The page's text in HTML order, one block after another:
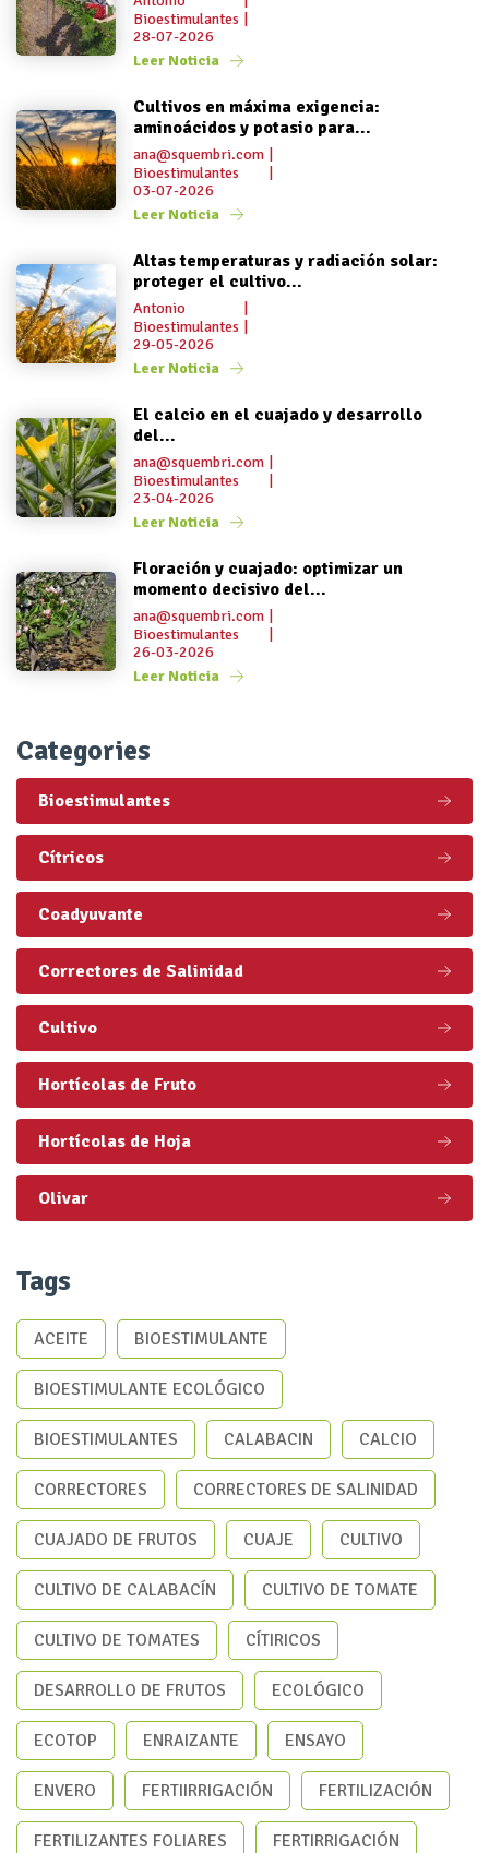
Bioestimulantes
28-07-2026
Leer Noticia
Cultivos en máxima exigencia:
aminoácidos y potasio para...
ana@squembri.com
Bioestimulantes
03-07-2026
Leer Noticia
Altas temperaturas y radiación solar:
proteger el cultivo...
Antonio
Bioestimulantes
29-05-2026
Leer Noticia
El calcio en el cuajado y desarrollo
del...
ana@squembri.com
Bioestimulantes
23-04-2026
Leer Noticia
Floración y cuajado: optimizar un
momento decisivo del...
ana@squembri.com
Bioestimulantes
26-03-2026
Leer Noticia
Categories
Bioestimulantes
Cítricos
Coadyuvante
Correctores de Salinidad
Cultivo
Hortícolas de Fruto
Hortícolas de Hoja
Olivar
Tags
ACEITE BIOESTIMULANTE
BIOESTIMULANTE ECOLÓGICO
BIOESTIMULANTES CALABACIN CALCIO
CORRECTORES CORRECTORES DE SALINIDAD
CUAJADO DE FRUTOS CUAJE CULTIVO
CULTIVO DE CALABACÍN CULTIVO DE TOMATE
CULTIVO DE TOMATES CÍTIRICOS
DESARROLLO DE FRUTOS ECOLÓGICO
ECOTOP ENRAIZANTE ENSAYO
ENVERO FERTIIRRIGACIÓN FERTILIZACIÓN
FERTILIZANTES FOLIARES FERTIRRIGACIÓN